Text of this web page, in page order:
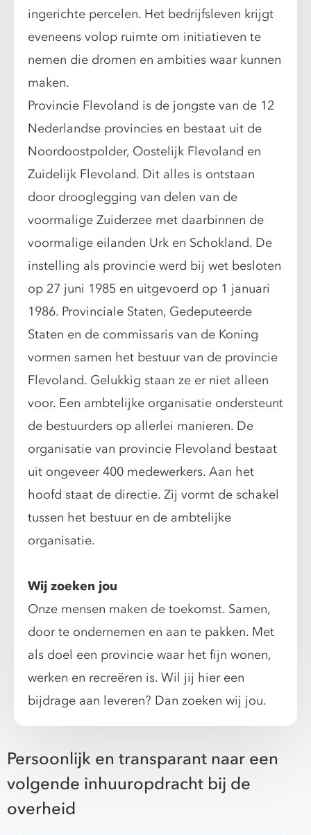
ingerichte percelen. Het bedrijfsleven krijgt
eveneens volop ruimte om initiatieven te
nemen die dromen en ambities waar kunnen
maken.
Provincie Flevoland is de jongste van de 12
Nederlandse provincies en bestaat uit de
Noordoostpolder, Oostelijk Flevoland en
Zuidelijk Flevoland. Dit alles is ontstaan
door drooglegging van delen van de
voormalige Zuiderzee met daarbinnen de
voormalige eilanden Urk en Schokland. De
instelling als provincie werd bij wet besloten
op 27 juni 1985 en uitgevoerd op 1 januari
1986. Provinciale Staten, Gedeputeerde
Staten en de commissaris van de Koning
vormen samen het bestuur van de provincie
Flevoland. Gelukkig staan ze er niet alleen
voor. Een ambtelijke organisatie ondersteunt
de bestuurders op allerlei manieren. De
organisatie van provincie Flevoland bestaat
uit ongeveer 400 medewerkers. Aan het
hoofd staat de directie. Zij vormt de schakel
tussen het bestuur en de ambtelijke
organisatie.
Wij zoeken jou
Onze mensen maken de toekomst. Samen,
door te ondernemen en aan te pakken. Met
als doel een provincie waar het fijn wonen,
werken en recreëren is. Wil jij hier een
bijdrage aan leveren? Dan zoeken wij jou.
Persoonlijk en transparant naar een
volgende inhuuropdracht bij de
overheid